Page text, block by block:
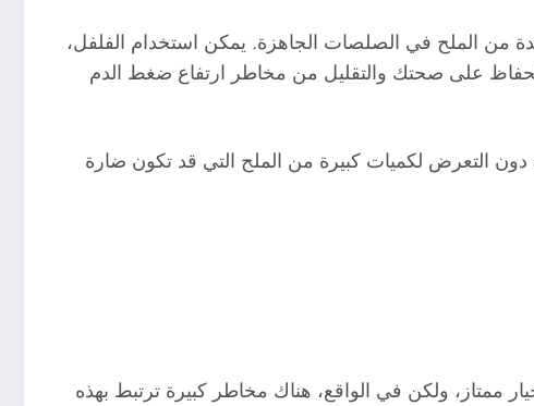
من الملح في الصلصات الجاهزة. يمكن استخدام الفلفل،
على صحتك والتقليل من مخاطر ارتفاع ضغط الدم
دون التعرض لكميات كبيرة من الملح التي قد تكون ضارة
ممتاز، ولكن في الواقع، هناك مخاطر كبيرة ترتبط بهذه